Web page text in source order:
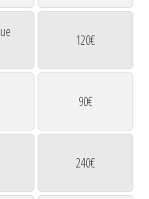
120€
90€
240€